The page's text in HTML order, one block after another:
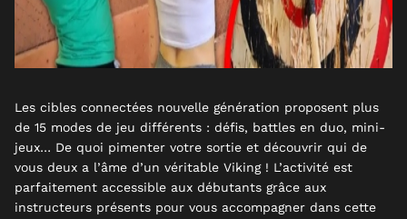
Les cibles connectées nouvelle génération proposent plus
de 15 modes de jeu différents : défis, battles en duo, mini-
jeux… De quoi pimenter votre sortie et découvrir qui de
vous deux a l’âme d’un véritable Viking ! L’activité est
parfaitement accessible aux débutants grâce aux
instructeurs présents pour vous accompagner dans cette